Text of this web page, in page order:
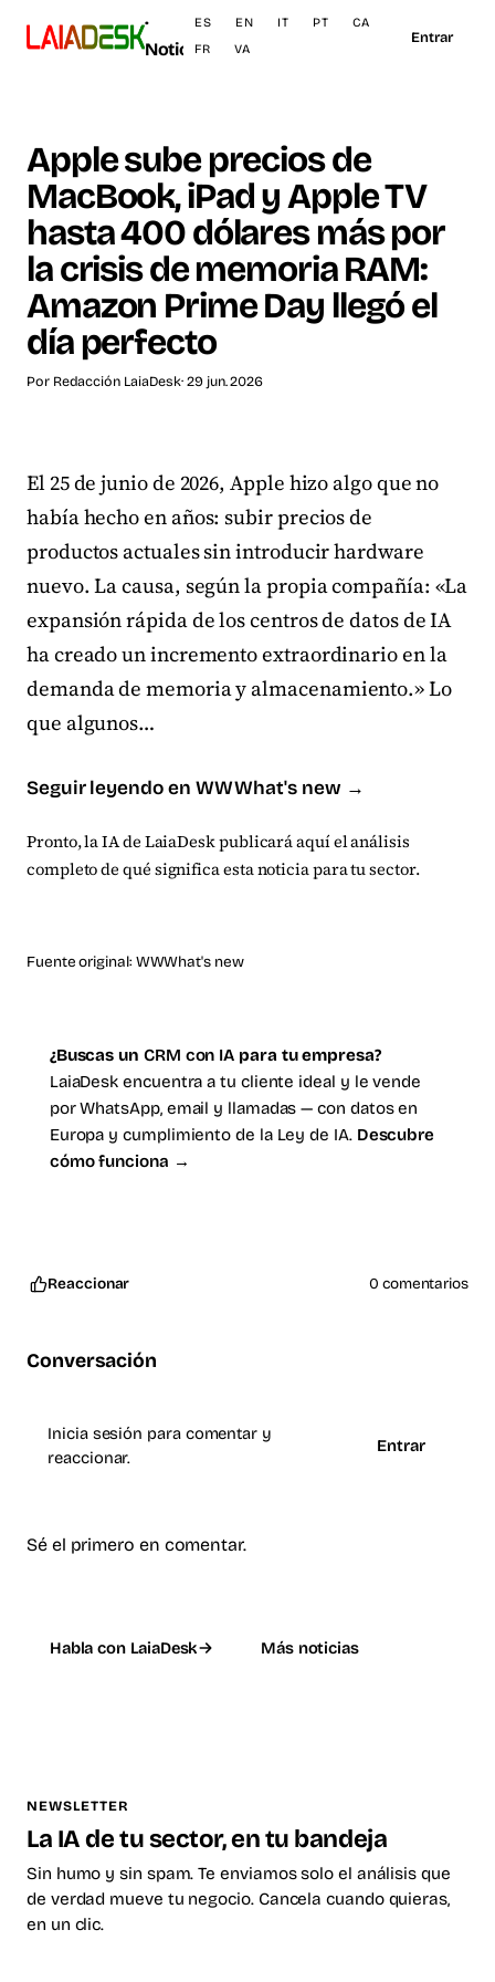
·
Noticias
ES EN IT PT
CA
FR
VA
Entrar
Apple sube precios de
MacBook, iPad y Apple TV
hasta 400 dólares más por
la crisis de memoria RAM:
Amazon Prime Day llegó el
día perfecto
Por Redacción LaiaDesk· 29 jun. 2026
El 25 de junio de 2026, Apple hizo algo que no
había hecho en años: subir precios de
productos actuales sin introducir hardware
nuevo. La causa, según la propia compañía: «La
expansión rápida de los centros de datos de IA
ha creado un incremento extraordinario en la
demanda de memoria y almacenamiento.» Lo
que algunos…
Seguir leyendo en WWWhat's new →
Pronto, la IA de LaiaDesk publicará aquí el análisis
completo de qué significa esta noticia para tu sector.
Fuente original: WWWhat's new
¿Buscas un CRM con IA para tu empresa?
LaiaDesk encuentra a tu cliente ideal y le vende
por WhatsApp, email y llamadas — con datos en
Europa y cumplimiento de la Ley de IA. Descubre
cómo funciona →
Reaccionar 0 comentarios
Conversación
Inicia sesión para comentar y
reaccionar.
Entrar
Sé el primero en comentar.
Habla con LaiaDesk Más noticias
NEWSLETTER
La IA de tu sector, en tu bandeja
Sin humo y sin spam. Te enviamos solo el análisis que
de verdad mueve tu negocio. Cancela cuando quieras,
en un clic.